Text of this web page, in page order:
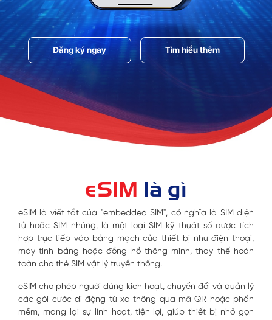
Đăng ký ngay Tìm hiểu thêm
eSIM là gì
eSIM là viết tắt của "embedded SIM", có nghĩa là SIM điện
tử hoặc SIM nhúng, là một loại SIM kỹ thuật số được tích
hợp trực tiếp vào bảng mạch của thiết bị như điện thoại,
máy tính bảng hoặc đồng hồ thông minh, thay thế hoàn
toàn cho thẻ SIM vật lý truyền thống.
eSIM cho phép người dùng kích hoạt, chuyển đổi và quản lý
các gói cước di động từ xa thông qua mã QR hoặc phần
mềm, mang lại sự linh hoạt, tiện lợi, giúp thiết bị nhỏ gọn